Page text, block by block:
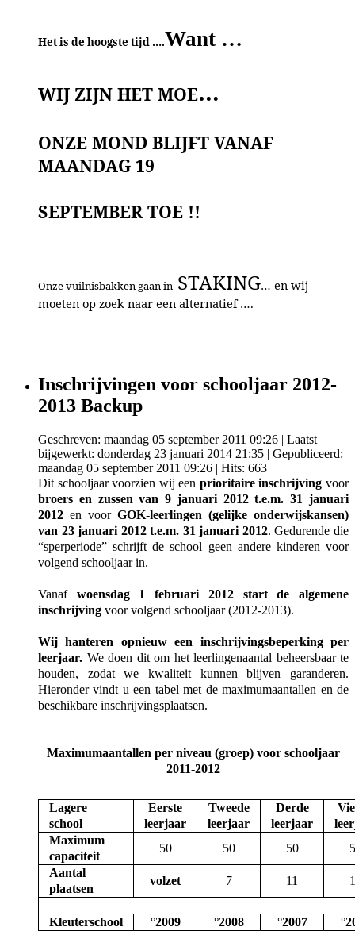
Het is de hoogste tijd ….Want …
WIJ ZIJN HET MOE…
ONZE MOND BLIJFT VANAF
MAANDAG 19
SEPTEMBER TOE !!
Onze vuilnisbakken gaan in STAKING… en wij
moeten op zoek naar een alternatief ….
Inschrijvingen voor schooljaar 2012-
2013 Backup
Geschreven: maandag 05 september 2011 09:26 | Laatst
bijgewerkt: donderdag 23 januari 2014 21:35 | Gepubliceerd:
maandag 05 september 2011 09:26 | Hits: 663
Dit schooljaar voorzien wij een prioritaire inschrijving voor
broers en zussen van 9 januari 2012 t.e.m. 31 januari
2012 en voor GOK-leerlingen (gelijke onderwijskansen)
van 23 januari 2012 t.e.m. 31 januari 2012. Gedurende die
“sperperiode” schrijft de school geen andere kinderen voor
volgend schooljaar in.
Vanaf woensdag 1 februari 2012 start de algemene
inschrijving voor volgend schooljaar (2012-2013).
Wij hanteren opnieuw een inschrijvingsbeperking per
leerjaar. We doen dit om het leerlingenaantal beheersbaar te
houden, zodat we kwaliteit kunnen blijven garanderen.
Hieronder vindt u een tabel met de maximumaantallen en de
beschikbare inschrijvingsplaatsen.
Maximumaantallen per niveau (groep) voor schooljaar
2011-2012
Lagere
school
Eerste
leerjaar
Tweede
leerjaar
Derde
leerjaar
Maximum
capaciteit
50 50 50
Aantal
plaatsen
volzet 7 11
Kleuterschool °2009 °2008 °2007